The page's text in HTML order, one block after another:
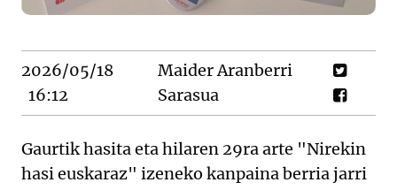
2026/05/18
16:12
Maider Aranberri
Sarasua
Gaurtik hasita eta hilaren 29ra arte "Nirekin
hasi euskaraz" izeneko kanpaina berria jarri